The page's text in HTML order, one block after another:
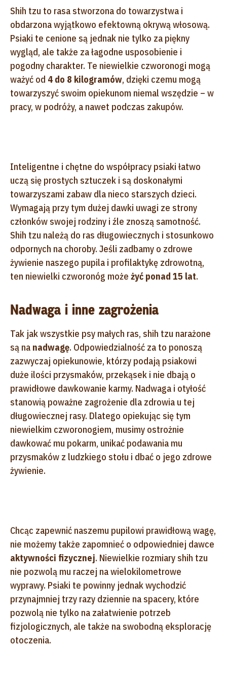
Shih tzu to rasa stworzona do towarzystwa i
obdarzona wyjątkowo efektowną okrywą włosową.
Psiaki te cenione są jednak nie tylko za piękny
wygląd, ale także za łagodne usposobienie i
pogodny charakter. Te niewielkie czworonogi mogą
ważyć od 4 do 8 kilogramów, dzięki czemu mogą
towarzyszyć swoim opiekunom niemal wszędzie – w
pracy, w podróży, a nawet podczas zakupów.
Inteligentne i chętne do współpracy psiaki łatwo
uczą się prostych sztuczek i są doskonałymi
towarzyszami zabaw dla nieco starszych dzieci.
Wymagają przy tym dużej dawki uwagi ze strony
członków swojej rodziny i źle znoszą samotność.
Shih tzu należą do ras długowiecznych i stosunkowo
odpornych na choroby. Jeśli zadbamy o zdrowe
żywienie naszego pupila i profilaktykę zdrowotną,
ten niewielki czworonóg może żyć ponad 15 lat.
Nadwaga i inne zagrożenia
Tak jak wszystkie psy małych ras, shih tzu narażone
są na nadwagę. Odpowiedzialność za to ponoszą
zazwyczaj opiekunowie, którzy podają psiakowi
duże ilości przysmaków, przekąsek i nie dbają o
prawidłowe dawkowanie karmy. Nadwaga i otyłość
stanowią poważne zagrożenie dla zdrowia u tej
długowiecznej rasy. Dlatego opiekując się tym
niewielkim czworonogiem, musimy ostrożnie
dawkować mu pokarm, unikać podawania mu
przysmaków z ludzkiego stołu i dbać o jego zdrowe
żywienie.
Chcąc zapewnić naszemu pupilowi prawidłową wagę,
nie możemy także zapomnieć o odpowiedniej dawce
aktywności fizycznej. Niewielkie rozmiary shih tzu
nie pozwolą mu raczej na wielokilometrowe
wyprawy. Psiaki te powinny jednak wychodzić
przynajmniej trzy razy dziennie na spacery, które
pozwolą nie tylko na załatwienie potrzeb
fizjologicznych, ale także na swobodną eksplorację
otoczenia.